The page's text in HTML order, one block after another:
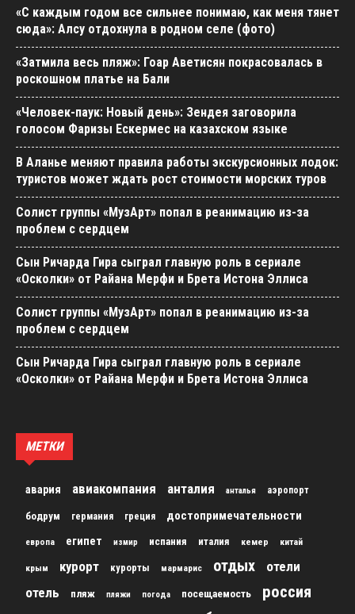
«С каждым годом все сильнее понимаю, как меня тянет
сюда»: Алсу отдохнула в родном селе (фото)
«Затмила весь пляж»: Гоар Аветисян покрасовалась в
роскошном платье на Бали
«Человек-паук: Новый день»: Зендея заговорила
голосом Фаризы Ескермес на казахском языке
В Аланье меняют правила работы экскурсионных лодок:
туристов может ждать рост стоимости морских туров
Солист группы «МузАрт» попал в реанимацию из-за
проблем с сердцем
Сын Ричарда Гира сыграл главную роль в сериале
«Осколки» от Райана Мерфи и Брета Истона Эллиса
Солист группы «МузАрт» попал в реанимацию из-за
проблем с сердцем
Сын Ричарда Гира сыграл главную роль в сериале
«Осколки» от Райана Мерфи и Брета Истона Эллиса
МЕТКИ
авария авиакомпания анталия анталья аэропорт
бодрум германия греция достопримечательности
европа египет измир испания италия кемер китай
крым курорт курорты мармарис отдых
отели
отель
пляж пляжи погода посещаемость
россия